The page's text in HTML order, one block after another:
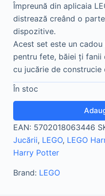
Împreună din aplicaia
distrează creând o
dispozitive.
Acest set este un
pentru fete, băiei ţi fanii
cu jucărie de construcie
În stoc
EAN: 5702018063446
Jucării, LEGO, LEGO
Harry Potter
Brand: LEGO